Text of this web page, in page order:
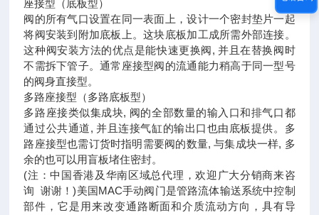
座接型（底板型）
阀的所有气口设置在同一表面上，设计一个密封垫片一起
将阀安装到附加底板上。这块底板加工成所需外部连接。
这种阀安装方法的优点是能快速更换阀, 并且在替换阀时
不需拆下管子。通常座接型阀的流通能力稍高于同一型号
的阀身直接型。
多路座接型（多路底板型）
多路座接类似集成块, 阀的全部数量的输入口和排气口都
通过公共通道, 并且连接气缸的输出口也由底板提供。多
路座接型也需订货时指明需要阀的数量, 与集成块一样, 多
余的也可以用盲板堵住密封。
(注：中国香港及华南区域总代理，欢迎广大分销商来咨
询 谢谢！)美国MAC手动阀门是管路流体输送系统中控制
部件，它是用来改变通路断面和介质流动方向，具有导